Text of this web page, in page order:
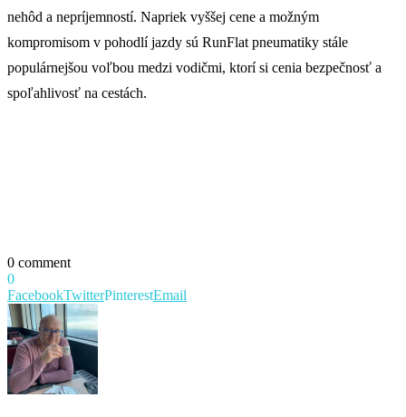
nehôd a nepríjemností. Napriek vyššej cene a možným
kompromisom v pohodlí jazdy sú RunFlat pneumatiky stále
populárnejšou voľbou medzi vodičmi, ktorí si cenia bezpečnosť a
spoľahlivosť na cestách.
0 comment
0
FacebookTwitterPinterestEmail